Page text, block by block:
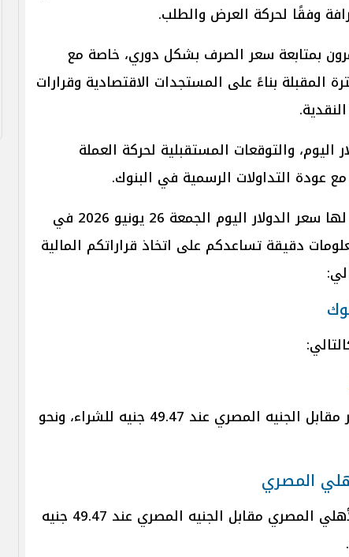
وفقًا لحركة العرض والطلب.
بمتابعة سعر الصرف بشكل دوري، خاصة مع
المقبلة بناءً على المستجدات الاقتصادية وقرارات
اليوم، والتوقعات المستقبلية لحركة العملة
مع عودة التداولات الرسمية في البنوك.
الموجز ينقل آخر تطورات وصل لها سعر الدولار اليوم الجمعة 26 يونيو 2026 في
دقيقة تساعدكم على اتخاذ قراراتكم المالية
سجل سعر الدولار في بنك مصر مقابل الجنيه المصري عند 49.47 جنيه للشراء، ونحو
المصري
سجل سعر الدولار في البنك الأهلي المصري مقابل الجنيه المصري عند 49.47 جنيه